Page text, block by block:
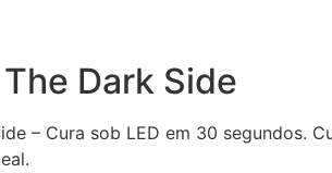
Dark Side
– Cura sob LED em 30 segundos.